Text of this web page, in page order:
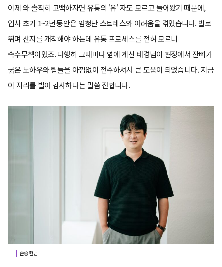
이제 와 솔직히 고백하자면 유통의 '유' 자도 모르고 들어왔기 때문에,
입사 초기 1~2년 동안은 엄청난 스트레스와 어려움을 겪었습니다. 발로
뛰며 산지를 개척해야 하는데 유통 프로세스를 전혀 모르니
속수무책이었죠. 다행히 그때마다 옆에 계신 태경님이 현장에서 잔뼈가
굵은 노하우와 팁들을 아낌없이 전수하셔서 큰 도움이 되었습니다. 지금
이 자리를 빌어 감사하다는 말씀 전합니다.
손승현님